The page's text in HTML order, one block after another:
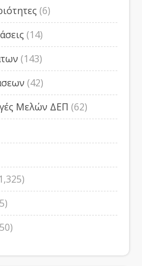
(6)
(14)
(143)
(42)
Μελών ΔΕΠ (62)